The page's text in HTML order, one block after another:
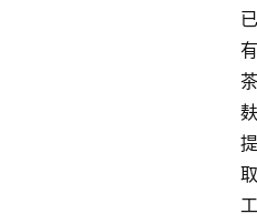
已
有
茶
麸
提
取
工